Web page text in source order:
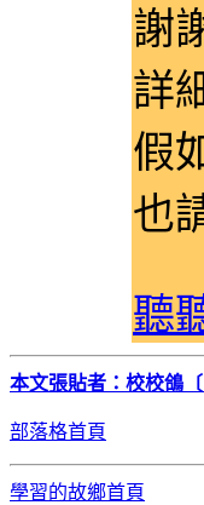
謝
詳
假
也
聽
本文張貼者：校校鴿
部落格首頁
學習的故鄉首頁